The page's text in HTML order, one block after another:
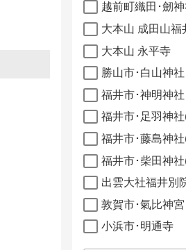
越前町織田･劒
大本山 成田山福
大本山 永平寺
勝山市･白山神
福井市･神明神社
福井市･足羽神
福井市･藤島神
福井市･柴田神
出雲大社福井別
敦賀市･氣比神宮
小浜市･明通寺